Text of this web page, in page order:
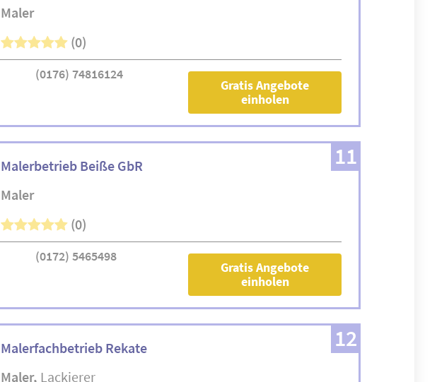
Maler
(0)
(0176) 74816124
Gratis Angebote
einholen
11
Malerbetrieb Beiße GbR
Maler
(0)
(0172) 5465498
Gratis Angebote
einholen
12
Malerfachbetrieb Rekate
Maler Lackierer